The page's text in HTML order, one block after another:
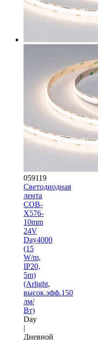
059119
Светодиодная
лента
COB-
X576-
10mm
24V
Day4000
(15
W/m,
IP20,
5m)
(Arlight,
высок.эфф.150
лм/
Вт)
Day
|
Дневной